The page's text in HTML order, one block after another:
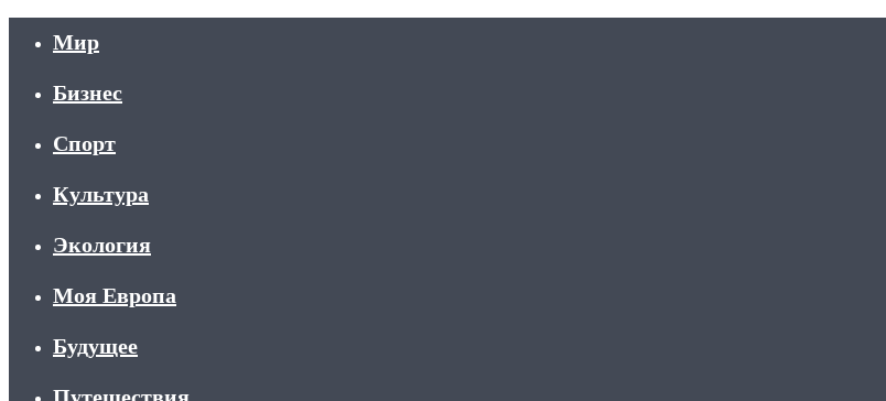
Мир
Бизнес
Спорт
Культура
Экология
Моя Европа
Будущее